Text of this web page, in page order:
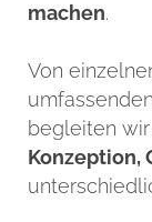
machen.
Von
begleiten
Konzeption,